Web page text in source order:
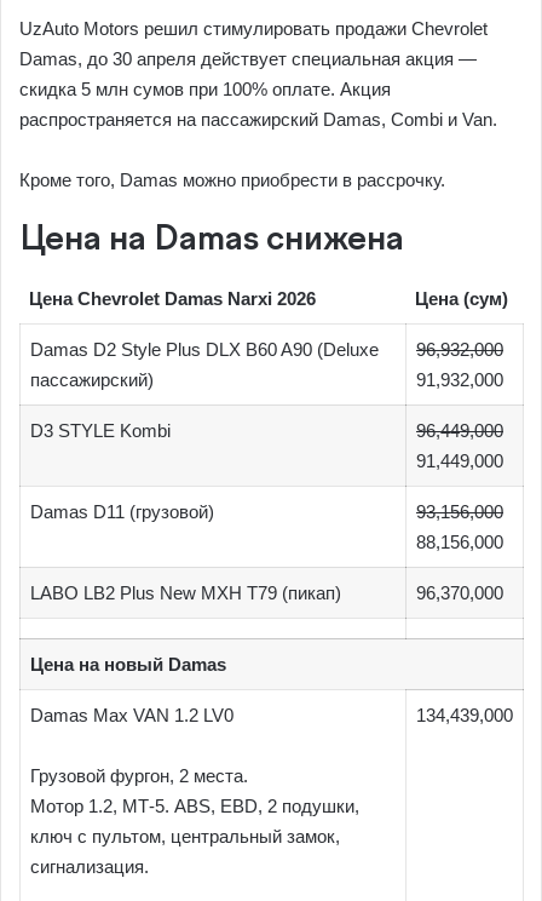
UzAuto Motors решил стимулировать продажи Chevrolet
Damas, до 30 апреля действует специальная акция —
скидка 5 млн сумов при 100% оплате. Акция
распространяется на пассажирский Damas, Combi и Van.
Кроме того, Damas можно приобрести в рассрочку.
Цена на Damas снижена
Цена Chevrolet Damas Narxi 2026 Цена (сум)
Damas D2 Style Plus DLX B60 A90 (Deluxe
пассажирский)
96,932,000
91,932,000
D3 STYLE Kombi
96,449,000
91,449,000
Damas D11 (грузовой)
93,156,000
88,156,000
LABO LB2 Plus New MXH T79 (пикап) 96,370,000
Цена на новый Damas
Damas Max VAN 1.2 LV0
Грузовой фургон, 2 места.
Мотор 1.2, МТ-5. ABS, EBD, 2 подушки,
ключ с пультом, центральный замок,
сигнализация.
134,439,000